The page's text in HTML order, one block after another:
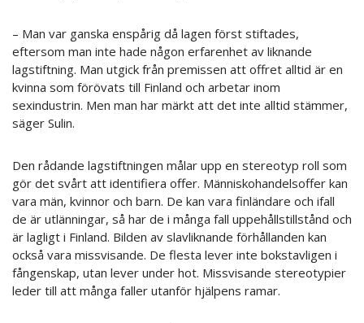
– Man var ganska enspårig då lagen först stiftades,
eftersom man inte hade någon erfarenhet av liknande
lagstiftning. Man utgick från premissen att offret alltid är en
kvinna som förövats till Finland och arbetar inom
sexindustrin. Men man har märkt att det inte alltid stämmer,
säger Sulin.
Den rådande lagstiftningen målar upp en stereotyp roll som
gör det svårt att identifiera offer. Människohandelsoffer kan
vara män, kvinnor och barn. De kan vara finländare och ifall
de är utlänningar, så har de i många fall uppehållstillstånd och
är lagligt i Finland. Bilden av slavliknande förhållanden kan
också vara missvisande. De flesta lever inte bokstavligen i
fångenskap, utan lever under hot. Missvisande stereotypier
leder till att många faller utanför hjälpens ramar.